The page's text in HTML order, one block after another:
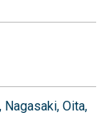
Nagasaki Oita